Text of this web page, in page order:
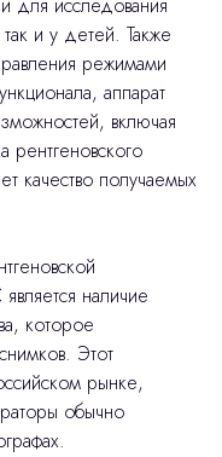
для исследования
и у детей. Также
режимами
аппарат
включая
рентгеновского
качество получаемых
наличие
которое
Этот
рынке,
обычно